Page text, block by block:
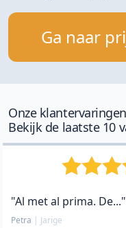
Ga naar
Onze klantervaringen
Bekijk de laatste 10
"Al met al prima. De..."
Petra | Jarige